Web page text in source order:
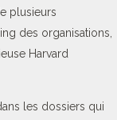
plusieurs
des organisations,
Harvard
les dossiers qui